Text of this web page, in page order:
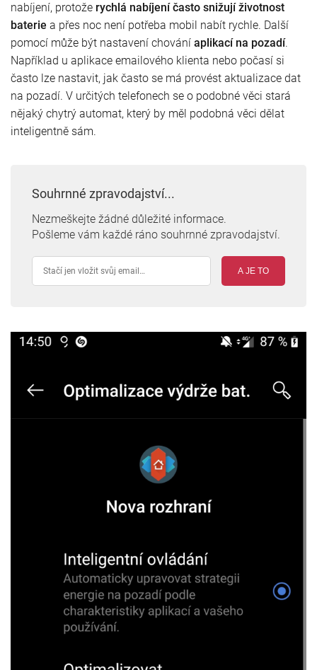
nabíjení, protože rychlá nabíjení často snižují životnost
baterie a přes noc není potřeba mobil nabít rychle. Další
pomocí může být nastavení chování aplikací na pozadí.
Například u aplikace emailového klienta nebo počasí si
často lze nastavit, jak často se má provést aktualizace dat
na pozadí. V určitých telefonech se o podobné věci stará
nějaký chytrý automat, který by měl podobná věci dělat
inteligentně sám.
Souhrnné zpravodajství...
Nezmeškejte žádné důležité informace.
Pošleme vám každé ráno souhrnné zpravodajství.
A JE TO